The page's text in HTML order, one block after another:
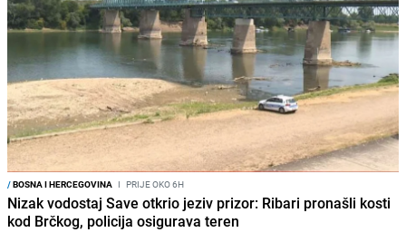
/BOSNA I HERCEGOVINA I PRIJE OKO 6H
Nizak vodostaj Save otkrio jeziv prizor: Ribari pronašli kosti
kod Brčkog, policija osigurava teren